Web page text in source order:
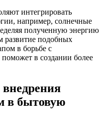
интегрировать
например, солнечные
полученную энергию
подобных
в борьбе с
в создании более
в бытовую